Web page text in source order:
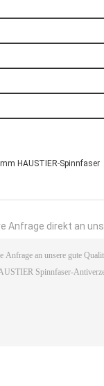
HAUSTIER-Spinnfaser
Anfrage direkt an uns